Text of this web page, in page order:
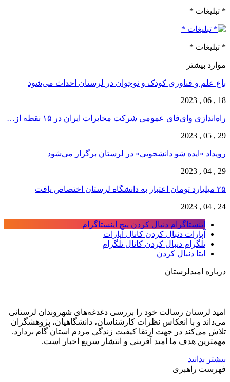
* تبلیغات *
* تبلیغات *
موارد بیشتر
باغ علم و فناوری کودک و نوجوان در لرستان احداث می‌شود
18 , 06 , 2023
راه‌اندازی وای‌فای عمومی شرکت مخابرات ایران در ۱۵ نقطه از…
29 , 05 , 2023
رویداد «ایده شو دانشجویی» در لرستان برگزار می‌شود
29 , 04 , 2023
۲۵ میلیارد تومان اعتبار به دانشگاه لرستان اختصاص یافت
24 , 04 , 2023
اینستاگرام دنبال کردن پیج اینستاگرام
آپارات دنبال کردن کانال آپارات
تلگرام دنبال کردن کانال تلگرام
ایتا دنبال کردن
درباره امیدلرستان
امید لرستان رسالت خود را بررسی دغدغه‌های شهروندان لرستانی
می‌داند و با انعکاس نظرات کارشناسان، دانشگاهیان، پژوهشگران
تلاش می‌کند در جهت ارتقا کیفیت زندگی مردم استان گام بردارد.
مهمترین هدف ما امید آفرینی و انتشار سریع اخبار است.
بیشتر بدانید
فهرست راهبری